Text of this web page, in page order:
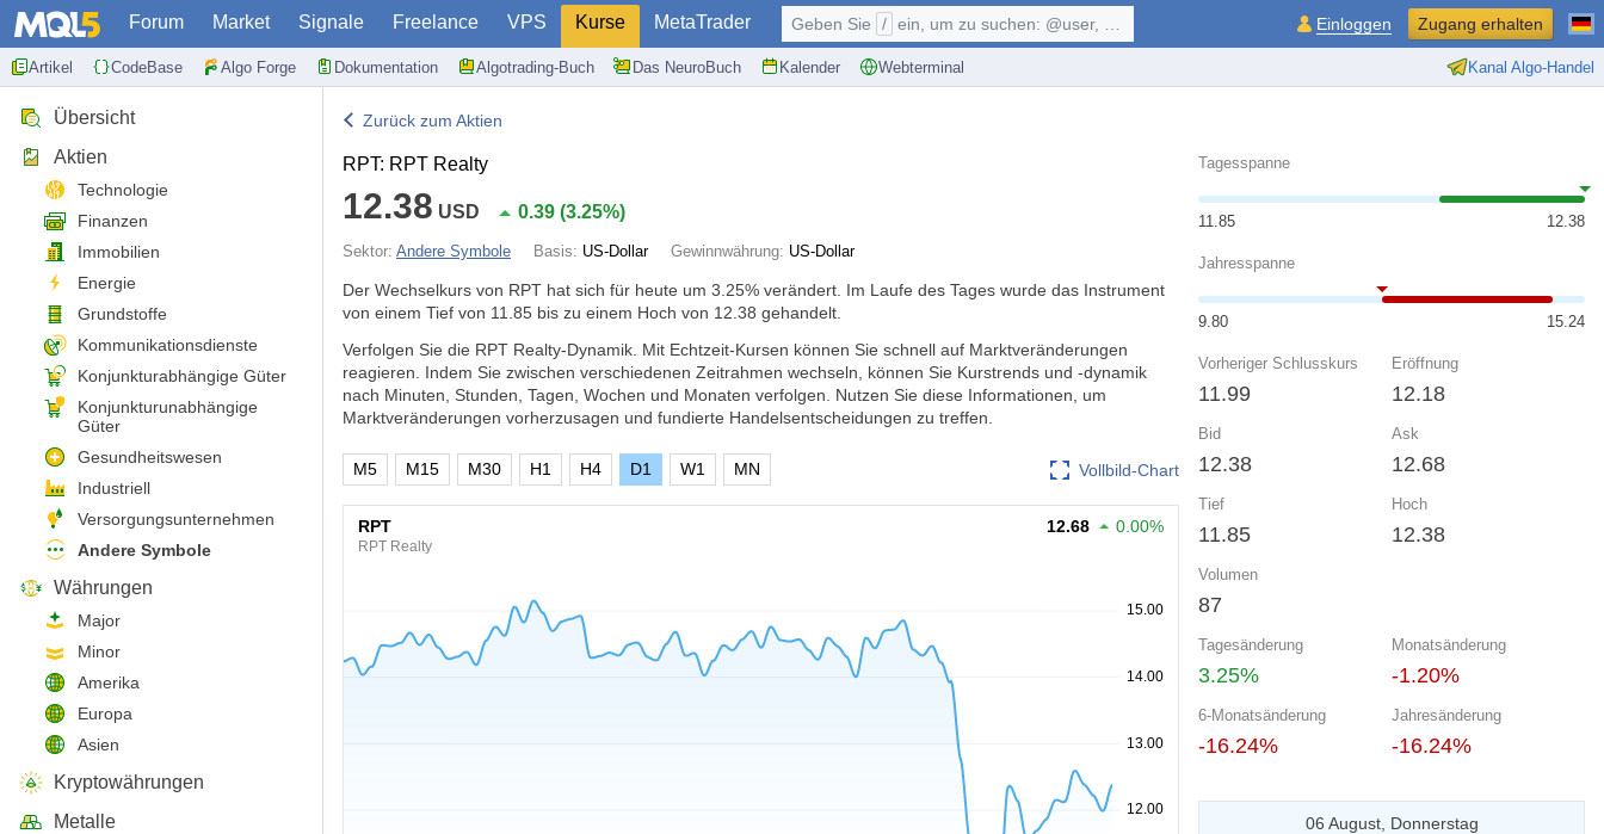
Forum Market Signale Freelance VPS Kurse MetaTrader
Artikel CodeBase Algo Forge Dokumentation Algotrading-Buch Das NeuroBuch Kalender Webterminal Kanal Algo-Handel
Geben Sie / ein, um zu suchen: @user, $symbol, ... Einloggen Zugang erhalten
Übersicht
Aktien
Technologie
Finanzen
Immobilien
Energie
Grundstoffe
Kommunikationsdienste
Konjunkturabhängige Güter
Konjunkturunabhängige
Güter
Gesundheitswesen
Industriell
Versorgungsunternehmen
Andere Symbole
Währungen
Major
Minor
Amerika
Europa
Asien
Kryptowährungen
Metalle
Zurück zum Aktien
RPT: RPT Realty
12.38 USD 0.39 (3.25%)
Sektor: Andere Symbole Basis: US-Dollar Gewinnwährung: US-Dollar
Der Wechselkurs von RPT hat sich für heute um 3.25% verändert. Im Laufe des Tages wurde das Instrument
von einem Tief von 11.85 bis zu einem Hoch von 12.38 gehandelt.
Verfolgen Sie die RPT Realty-Dynamik. Mit Echtzeit-Kursen können Sie schnell auf Marktveränderungen
reagieren. Indem Sie zwischen verschiedenen Zeitrahmen wechseln, können Sie Kurstrends und -dynamik
nach Minuten, Stunden, Tagen, Wochen und Monaten verfolgen. Nutzen Sie diese Informationen, um
Marktveränderungen vorherzusagen und fundierte Handelsentscheidungen zu treffen.
Vollbild-Chart
M5 M15 M30 H1 H4 D1 W1 MN
RPT
RPT Realty
12.68 0.00%
Tagesspanne
11.85 12.38
Jahresspanne
9.80 15.24
Vorheriger Schlusskurs
11.99
Eröffnung
12.18
Bid
12.38
Ask
12.68
Tief
11.85
Hoch
12.38
Volumen
87
Tagesänderung
3.25%
Monatsänderung
-1.20%
6-Monatsänderung
-16.24%
Jahresänderung
-16.24%
06 August, Donnerstag